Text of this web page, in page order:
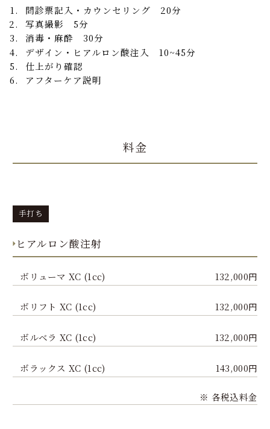
問診票記入・カウンセリング 20分
写真撮影 5分
消毒・麻酔 30分
デザイン・ヒアルロン酸注入 10~45分
仕上がり確認
アフターケア説明
料金
手打ち
ヒアルロン酸注射
ボリューマ XC (1cc) 132,000円
ボリフト XC (1cc) 132,000円
ボルベラ XC (1cc) 132,000円
ボラックス XC (1cc) 143,000円
※ 各税込料金